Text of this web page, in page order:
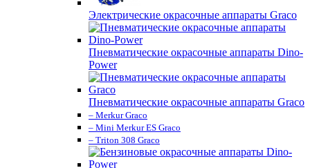
Электрические окрасочные аппараты Graco
Пневматические окрасочные аппараты Dino-
Power
Пневматические окрасочные аппараты Graco
– Merkur Graco
– Mini Merkur ES Graco
– Triton 308 Graco